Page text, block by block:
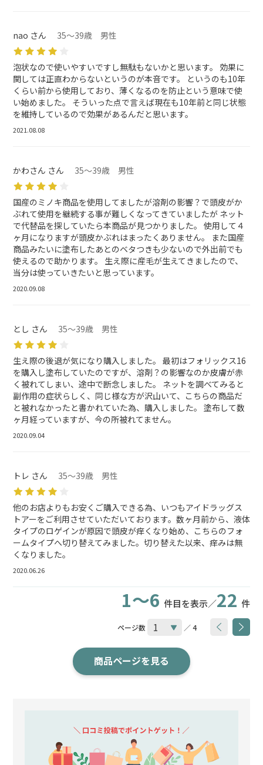
nao さん 35～39歳 男性
泡状なので使いやすいですし無駄もないかと思います。 効果に
関しては正直わからないというのが本音です。 というのも10年
くらい前から使用しており、薄くなるのを防止という意味で使
い始めました。 そういった点で言えば現在も10年前と同じ状態
を維持しているので効果があるんだと思います。
2021.08.08
かわさん さん 35～39歳 男性
国産のミノキ商品を使用してましたが溶剤の影響？で頭皮がか
ぶれて使用を継続する事が難しくなってきていましたが ネット
で代替品を探していたら本商品が見つかりました。 使用して４
ヶ月になりますが頭皮かぶれはまったくありません。 また国産
商品みたいに塗布したあとのベタつきも少ないので外出前でも
使えるので助かります。 生え際に産毛が生えてきましたので、
当分は使っていきたいと思っています。
2020.09.08
とし さん 35～39歳 男性
生え際の後退が気になり購入しました。 最初はフォリックス16
を購入し塗布していたのですが、溶剤？の影響なのか皮膚が赤
く被れてしまい、途中で断念しました。 ネットを調べてみると
副作用の症状らしく、同じ様な方が沢山いて、こちらの商品だ
と被れなかったと書かれていた為、購入しました。 塗布して数
ヶ月経っていますが、今の所被れてません。
2020.09.04
トレ さん 35～39歳 男性
他のお店よりもお安くご購入できる為、いつもアイドラッグス
トアーをご利用させていただいております。数ヶ月前から、液体
タイプのロゲインが原因で頭皮が痒くなり始め、こちらのフォ
ームタイプへ切り替えてみました。切り替えた以来、痒みは無
くなりました。
2020.06.26
1～6 件目を表示／22 件
ページ数 ／ 4
商品ページを見る